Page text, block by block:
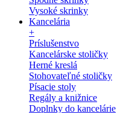
Vysoké skrinky
Kancelária
+
Príslušenstvo
Kancelárske stoličky
Herné kreslá
Stohovateľné stoličky
Písacie stoly
Regály a knižnice
Doplnky do kancelárie